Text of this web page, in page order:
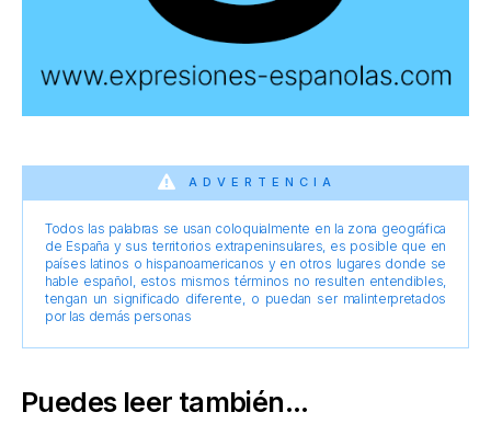
ADVERTENCIA
Todos las palabras se usan coloquialmente en la zona geográfica
de España y sus territorios extrapeninsulares, es posible que en
países latinos o hispanoamericanos y en otros lugares donde se
hable español, estos mismos términos no resulten entendibles,
tengan un significado diferente, o puedan ser malinterpretados
por las demás personas
Puedes leer también...